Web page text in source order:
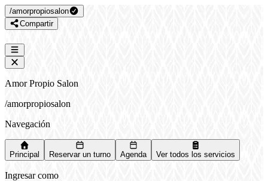
/amorpropiosalon
Compartir
Amor Propio Salon
/amorpropiosalon
Navegación
Principal Reservar un turno Agenda Ver todos los servicios
Ingresar como